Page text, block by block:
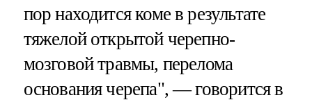
пор находится коме в результате
тяжелой открытой черепно-
мозговой травмы, перелома
основания черепа", — говорится в